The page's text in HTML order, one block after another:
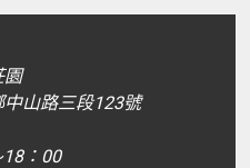
園
山路三段123號
：00